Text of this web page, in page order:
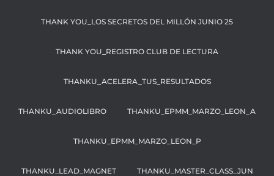
THANK YOU_LOS SECRETOS DEL MILLÓN JUNIO 25
THANK YOU_REGISTRO CLUB DE LECTURA
THANKU_ACELERA_TUS_RESULTADOS
THANKU_AUDIOLIBRO THANKU_EPMM_MARZO_LEON_A
THANKU_EPMM_MARZO_LEON_P
THANKU_LEAD_MAGNET THANKU_MASTER_CLASS_JUN